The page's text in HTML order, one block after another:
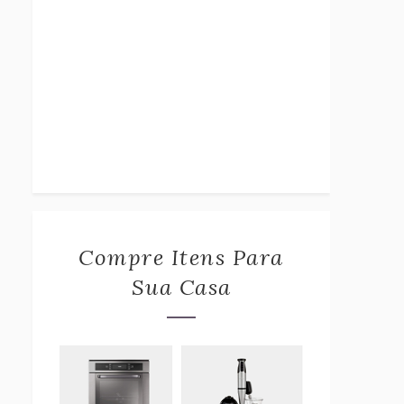
Compre Itens Para
Sua Casa